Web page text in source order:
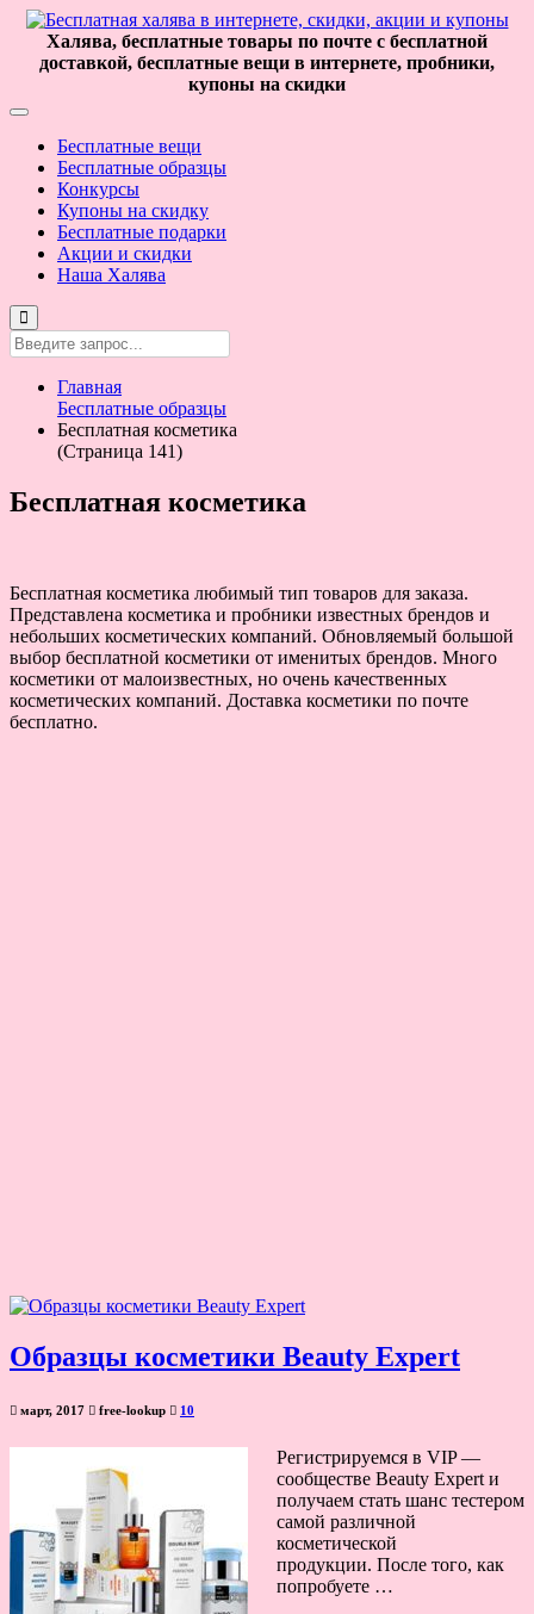
Халява, бесплатные товары по почте с бесплатной
доставкой, бесплатные вещи в интернете, пробники,
купоны на скидки
Бесплатные вещи
Бесплатные образцы
Конкурсы
Купоны на скидку
Бесплатные подарки
Акции и скидки
Наша Халява
Главная
Бесплатные образцы
Бесплатная косметика
(Страница 141)
Бесплатная косметика
Бесплатная косметика любимый тип товаров для заказа.
Представлена косметика и пробники известных брендов и
небольших косметических компаний. Обновляемый большой
выбор бесплатной косметики от именитых брендов. Много
косметики от малоизвестных, но очень качественных
косметических компаний. Доставка косметики по почте
бесплатно.
Образцы косметики Beauty Expert
март, 2017 free-lookup 10
Регистрируемся в VIP —
сообществе Beauty Expert и
получаем стать шанс тестером
самой различной
косметической
продукции. После того, как
попробуете …